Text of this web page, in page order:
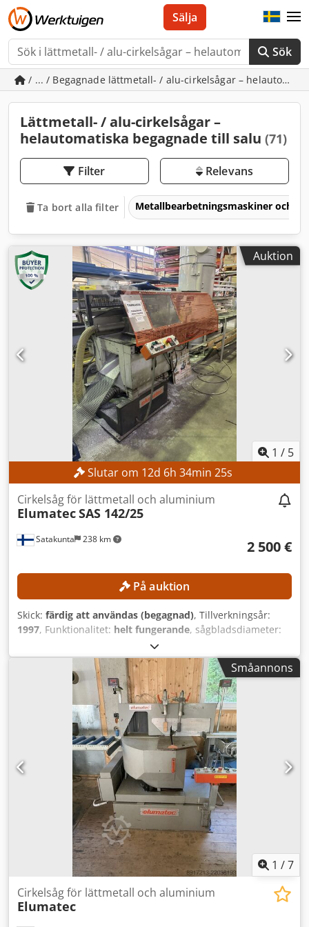
Sök
Sälja
/ ... / Begagnade lättmetall- / alu-cirkelsågar –
Lättmetall- / alu-cirkelsågar –
helautomatiska begagnade till salu (71)
Filter Relevans
Ta bort alla filter Metallbearbetningsmaskiner och
Auktion
1 / 5
Slutar om 12d 6h 34min 23s
Satakunta 238 km
Cirkelsåg för lättmetall och aluminium
ElumatecSAS 142/25
2 500 €
På auktion
Skick: färdig att användas (begagnad), Tillverkningsår:
1997, Funktionalitet: helt fungerande, sågbladsdiameter:
, matare längd X-axel:
ström:trefas, varvtal (max):2 800 varv/min,
tryckluftsanslutning:
7 stång , Ingen lägsta pris –
garanterad försäljning till det högsta budet! TEKNISKA
DETALJER Sågbladets diameter: 500 mm Varvtal: 2 800
varv/min Frammatningslängd per cykel: 5 600 mm
Snittvinkel: 90° Geringsfunktion beroende på
maskinkonfiguration MASKINENS DETALJER Lämpliga
material: Aluminiumprofiler, tunnväggiga
lättmetallprofiler, fönster- och dörrprofiler
Strömförsörjning: 230/400 V, 3~ Frekvens: 50 Hz
Credjzqbltepfx Anvef Tryckluftsanslutning: 7 bar
UTRUSTNING Spånsug
Småannons
1 /7
Cirkelsåg för lättmetall och aluminium
Elumatec